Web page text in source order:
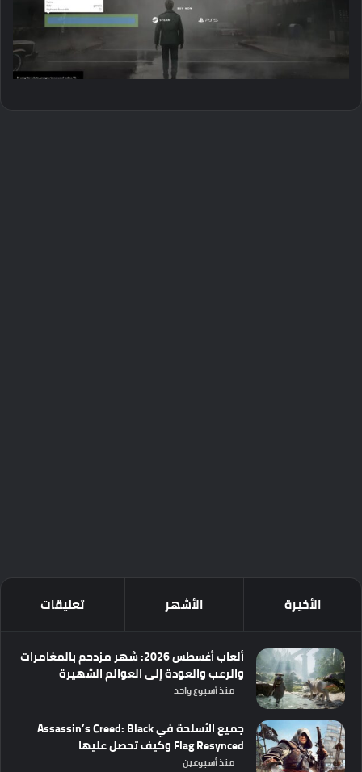
الأخيرة الأشهر تعليقات
ألعاب أغسطس 2026: شهر مزدحم بالمغامرات
والرعب والعودة إلى العوالم الشهيرة
منذ أسبوع واحد
جميع الأسلحة في Assassin’s Creed: Black
Flag Resynced وكيف تحصل عليها
منذ أسبوعين